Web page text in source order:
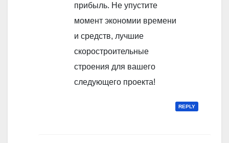
прибыль. Не упустите
момент экономии времени
и средств, лучшие
скоростроительные
строения для вашего
следующего проекта!
REPLY